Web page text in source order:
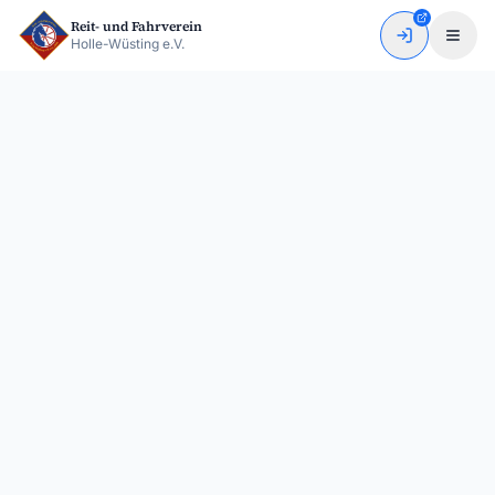
Zum Hauptinhalt springen
Reit- und Fahrverein
Holle-Wüsting e.V.